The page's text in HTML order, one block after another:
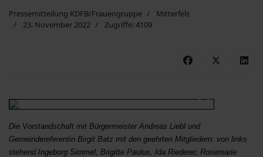
Pressemitteilung KDFB/Frauengruppe
Mitterfels
23. November 2022
Zugriffe: 4109
Die Vorstandschaft mit Bürgermeister Andreas Liebl und
Gemeindereferentin Birgit Batz mit den geehrten Mitgliedern: von links
stehend Ingeborg Simmel, Brigitte Paulus, Ida Riederer, Rosemarie